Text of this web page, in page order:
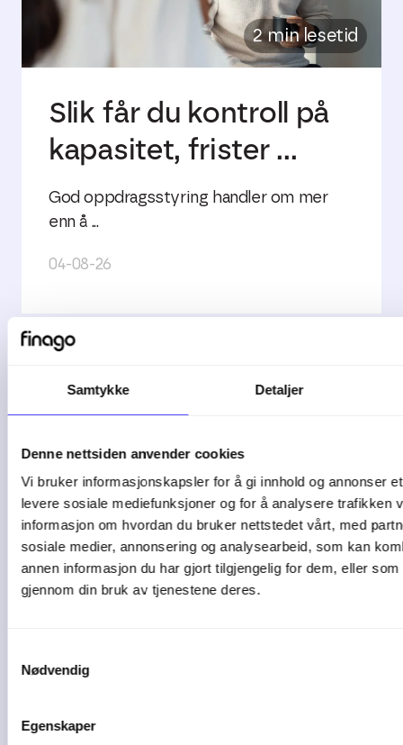
Samtykke Detaljer
Denne nettsiden anvender cookies
Vi bruker informasjonskapsler for å gi innhold og annonser
levere sosiale mediefunksjoner og for å analysere trafikken
informasjon om hvordan du bruker nettstedet vårt, med
sosiale medier, annonsering og analysearbeid, som kan
annen informasjon du har gjort tilgjengelig for dem, eller
gjennom din bruk av tjenestene deres.
Nødvendig
Egenskaper
2 min lesetid
Slik får du kontroll på
kapasitet, frister ...
God oppdragsstyring handler om mer
enn å ...
04-08-26
2 min lesetid
5 tegn på at bedriften
04-08-26